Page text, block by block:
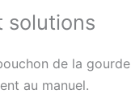
solutions
de la
au manuel.